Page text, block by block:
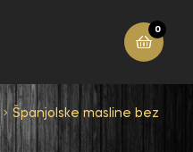
0
Španjolske masline bez